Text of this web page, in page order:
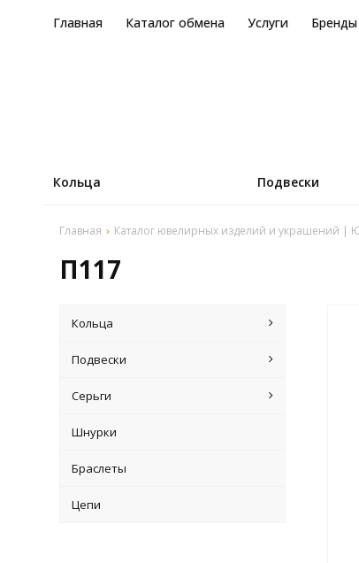
Главная Каталог обмена Услуги Бренды
Кольца Подвески
Главная Каталог ювелирных изделий и украшений |
П117
Кольца
Подвески
Серьги
Шнурки
Браслеты
Цепи